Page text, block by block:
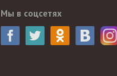
Мы в соцсетях